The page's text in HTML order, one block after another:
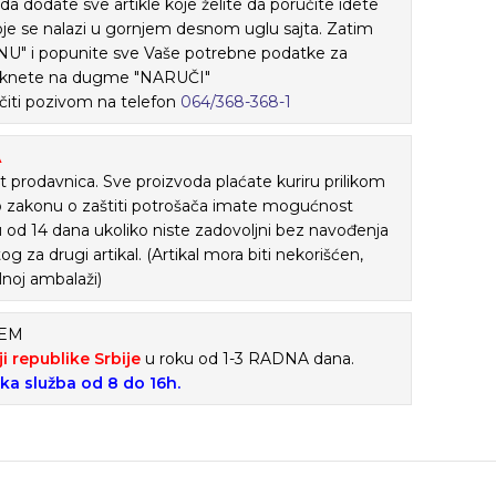
dodate sve artikle koje želite da poručite idete
se nalazi u gornjem desnom uglu sajta. Zatim
i popunite sve Vaše potrebne podatke za
na dugme "NARUČI"
pozivom na telefon 064/368-368-1
prodavnica. Sve proizvoda plaćate kuriru prilikom
zakonu o zaštiti potrošača imate mogućnost
od 14 dana ukoliko niste zadovoljni bez navođenja
za drugi artikal. (Artikal mora biti nekorišćen,
ambalaži)
republike Srbije u roku od 1-3 RADNA dana.
služba od 8 do 16h.